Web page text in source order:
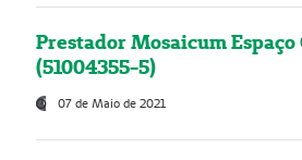
Prestador Mosaicum
(51004355-5)
07 de Maio de 2021